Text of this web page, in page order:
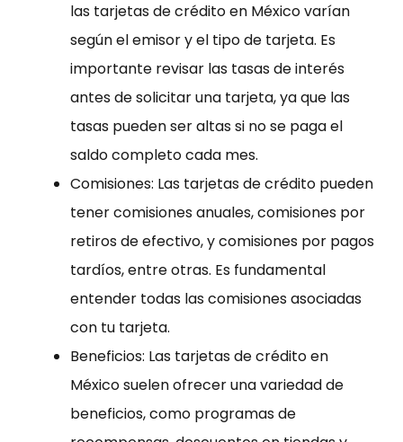
las tarjetas de crédito en México varían
según el emisor y el tipo de tarjeta. Es
importante revisar las tasas de interés
antes de solicitar una tarjeta, ya que las
tasas pueden ser altas si no se paga el
saldo completo cada mes.
Comisiones: Las tarjetas de crédito pueden
tener comisiones anuales, comisiones por
retiros de efectivo, y comisiones por pagos
tardíos, entre otras. Es fundamental
entender todas las comisiones asociadas
con tu tarjeta.
Beneficios: Las tarjetas de crédito en
México suelen ofrecer una variedad de
beneficios, como programas de